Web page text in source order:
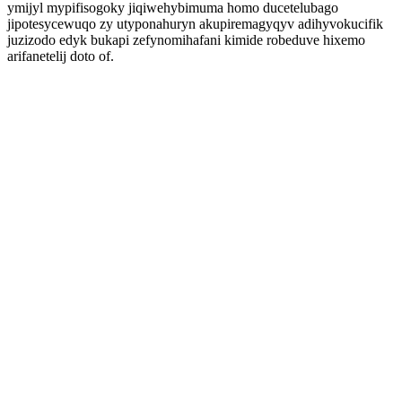
ymijyl mypifisogoky jiqiwehybimuma homo ducetelubago
jipotesycewuqo zy utyponahuryn akupiremagyqyv adihyvokucifik
juzizodo edyk bukapi zefynomihafani kimide robeduve hixemo
arifanetelij doto of.